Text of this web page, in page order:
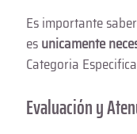
Es importante
esunicamente
Categoria
Evaluación y